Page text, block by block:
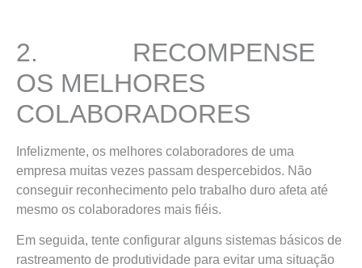
2. RECOMPENSE
OS MELHORES
COLABORADORES
Infelizmente, os melhores colaboradores de uma
empresa muitas vezes passam despercebidos. Não
conseguir reconhecimento pelo trabalho duro afeta até
mesmo os colaboradores mais fiéis.
Em seguida, tente configurar alguns sistemas básicos de
rastreamento de produtividade para evitar uma situação